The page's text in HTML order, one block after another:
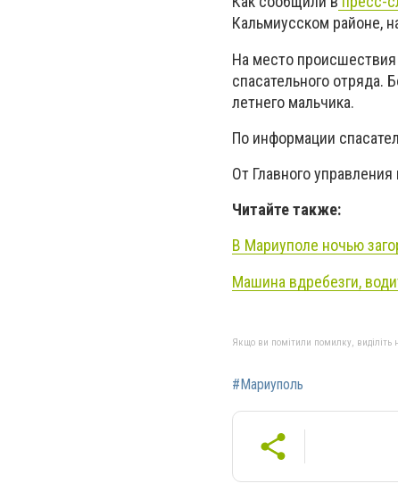
Кальмиусском районе,
На место
спасательного отряда.
летнего мальчика.
По информации
От Главного
Читайте также:
В Мариуполе ночью
Машина вдребезги,
Якщо ви помітили помилку, виділіть
#Мариуполь